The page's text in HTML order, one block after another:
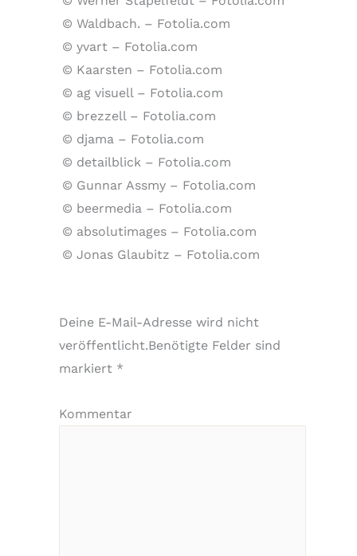
© Waldbach. – Fotolia.com
© yvart – Fotolia.com
© Kaarsten – Fotolia.com
© ag visuell – Fotolia.com
© brezzell – Fotolia.com
© djama – Fotolia.com
© detailblick – Fotolia.com
© Gunnar Assmy – Fotolia.com
© beermedia – Fotolia.com
© absolutimages – Fotolia.com
© Jonas Glaubitz – Fotolia.com
Deine E-Mail-Adresse wird nicht
veröffentlicht.Benötigte Felder sind
markiert *
Kommentar